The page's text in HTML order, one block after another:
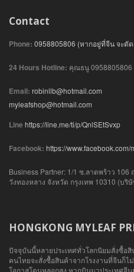
Contact
Phone: 0958805806 (หากอยู่ที่จีน จะตั
24 Hours Hotline: คุณธนู 0958805806
Email: robinllb@hotmail.com
myleafshop@hotmail.com
Line https://line.me/ti/p/QnlSEtSvxp
Facebook: https://www.facebook.com/
Business Partner: 1/1 ซ.ลาดพร้าว
วังทองหลาง จังหวัด กรุงเทพ 10310 (บริ
HONGKONG MYLEAF
ปัจจุบันนี้หลายประเทศทั่วโลกนิยมสั่งซื้อ
คนไทยจะสั่งซื้อสินค้าจากโรงงานที่จีนก็ไ
โอกาสโดนหลอกสูง หากบินมาประเทศจี